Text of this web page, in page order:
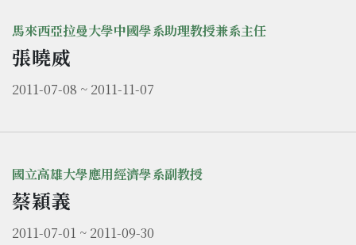
馬來西亞拉曼大學中國學系助理教授兼系主任
張曉威
2011-07-08 ~ 2011-11-07
國立高雄大學應用經濟學系副教授
蔡穎義
2011-07-01 ~ 2011-09-30